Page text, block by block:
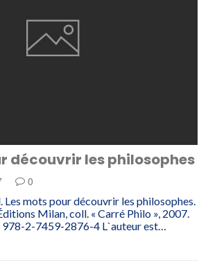
découvrir les philosophes
0
Les mots pour découvrir les philosophes.
Milan, coll. « Carré Philo », 2007.
2-7459-2876-4 L`auteur est…